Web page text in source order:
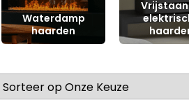
Waterdamp
haarden